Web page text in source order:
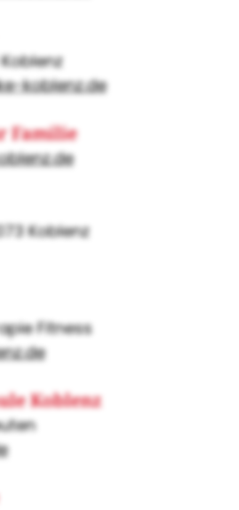
koblenz.de
Familie
Koblenz
Fitness
Koblenz